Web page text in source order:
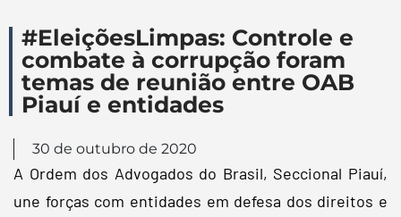
#EleiçõesLimpas: Controle e
combate à corrupção foram
temas de reunião entre OAB
Piauí e entidades
30 de outubro de 2020
A Ordem dos Advogados do Brasil, Seccional Piauí,
une forças com entidades em defesa dos direitos e